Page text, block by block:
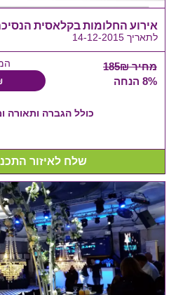
אירוע החלומות בקלאסית
לתאריך 14-12-2015
מחיר 185₪
8% הנחה
כולל הגברה ותאורה
שלח לאיזור